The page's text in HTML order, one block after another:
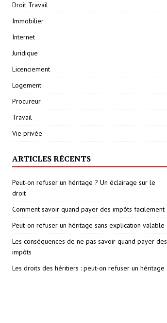
Droit Travail
Immobilier
Internet
Juridique
Licenciement
Logement
Procureur
Travail
Vie privée
ARTICLES RÉCENTS
Peut-on refuser un héritage ? Un éclairage sur le
droit
Comment savoir quand payer des impôts facilement
Peut-on refuser un héritage sans explication valable
Les conséquences de ne pas savoir quand payer des
impôts
Les droits des héritiers : peut-on refuser un héritage